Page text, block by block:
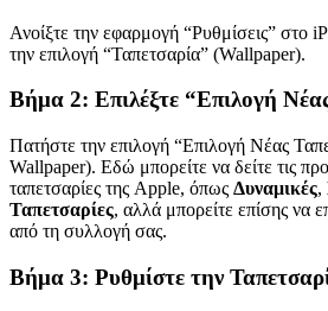
Ανοίξτε την εφαρμογή “Ρυθμίσεις” στο
την επιλογή “Ταπετσαρία” (Wallpaper).
Βήμα 2: Επιλέξτε “Επιλογή
Πατήστε την επιλογή “Επιλογή Νέας
Wallpaper). Εδώ μπορείτε να δείτε τις
ταπετσαρίες της Apple, όπως Δυναμικές,
Ταπετσαρίες, αλλά μπορείτε επίσης να
από τη συλλογή σας.
Βήμα 3: Ρυθμίστε την